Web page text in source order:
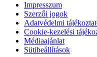
Impresszum
Szerzői jogok
Adatvédelmi
Cookie-kezelési
Médiaajánlat
Sütibeállítások